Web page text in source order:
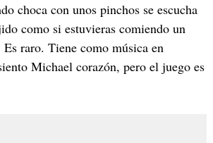
choca con unos pinchos se escucha
como si estuvieras comiendo un
Es raro. Tiene como música en
Michael corazón, pero el juego es